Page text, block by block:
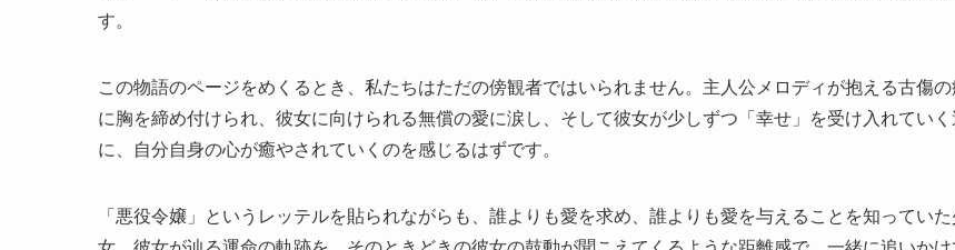
す。
この物語のページをめくるとき、私たちはただの傍観者ではいられません。主人公メロディが抱える古傷の
に胸を締め付けられ、彼女に向けられる無償の愛に涙し、そして彼女が少しずつ「幸せ」を受け入れていく
に、自分自身の心が癒やされていくのを感じるはずです。
「悪役令嬢」というレッテルを貼られながらも、誰よりも愛を求め、誰よりも愛を与えることを知っていた